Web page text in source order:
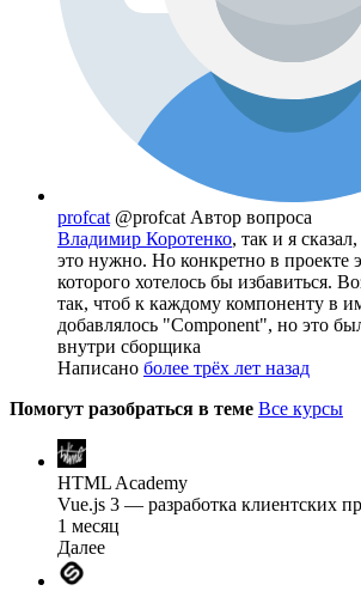
profcat @profcat Автор вопроса
Владимир Коротенко, так и я
это нужно. Но конкретно в проекте
которого хотелось бы избавиться.
так, чтоб к каждому компоненту в
добавлялось "Component", но это
внутри сборщика
Написано более трёх лет назад
Помогут разобраться в теме Все курсы
HTML Academy
Vue.js 3 — разработка клиентских
1 месяц
Далее